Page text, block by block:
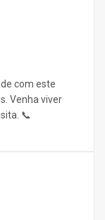
com este
Venha viver
📞